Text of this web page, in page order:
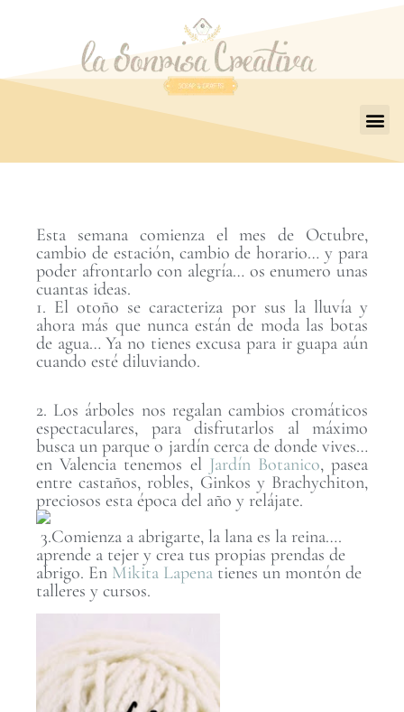
Esta semana comienza el mes de Octubre,
cambio de estación, cambio de horario… y para
poder afrontarlo con alegría… os enumero unas
cuantas ideas.
1. El otoño se caracteriza por sus la lluvía y
ahora más que nunca están de moda las botas
de agua… Ya no tienes excusa para ir guapa aún
cuando esté diluviando.
2. Los árboles nos regalan cambios cromáticos
espectaculares, para disfrutarlos al máximo
busca un parque o jardín cerca de donde vives…
en Valencia tenemos el Jardín Botanico, pasea
entre castaños, robles, Ginkos y Brachychiton,
preciosos esta época del año y relájate.
3.Comienza a abrigarte, la lana es la reina….
aprende a tejer y crea tus propias prendas de
abrigo. En Mikita Lapenatienes un montón de
talleres y cursos.